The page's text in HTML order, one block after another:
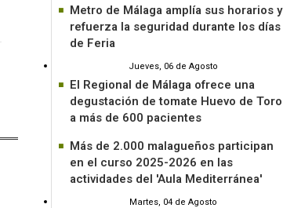
Metro de Málaga amplía sus horarios y
refuerza la seguridad durante los días
de Feria
Jueves, 06 de Agosto
El Regional de Málaga ofrece una
degustación de tomate Huevo de Toro
a más de 600 pacientes
Más de 2.000 malagueños participan
en el curso 2025-2026 en las
actividades del 'Aula Mediterránea'
Martes, 04 de Agosto